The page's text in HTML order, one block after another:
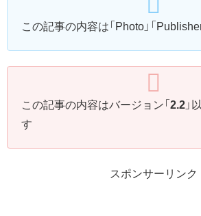
この記事の内容は「Photo」「
この記事の内容はバージョン「 2.2 」
す
スポンサーリンク